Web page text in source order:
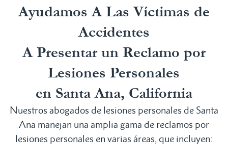
Ayudamos A Las Víctimas de
Accidentes
A Presentar un Reclamo por
Lesiones Personales
en Santa Ana, California
Nuestros abogados de lesiones personales de Santa
Ana manejan una amplia gama de reclamos por
lesiones personales en varias áreas, que incluyen: